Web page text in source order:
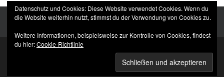
Datenschutzerklärung
TTC Düppel Dentalsplace e.V.© All rights reserved.
Datenschutz und Cookies: Diese Website verwendet Cookies. Wenn du
die Website weiterhin nutzt, stimmst du der Verwendung von Cookies zu.
Weitere Informationen, beispielsweise zur Kontrolle von Cookies, findest
du hier:Cookie-Richtlinie